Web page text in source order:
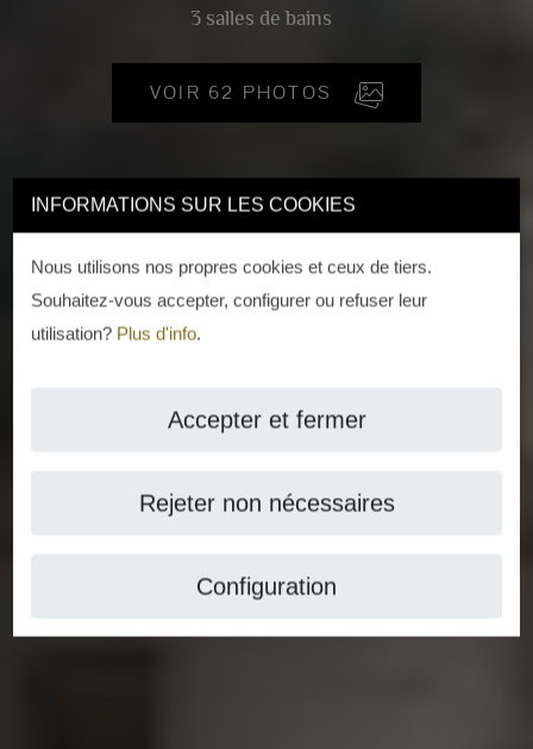
INFORMATIONS SUR LES COOKIES
Nous utilisons nos propres cookies et ceux de tiers.
Souhaitez-vous accepter, configurer ou refuser leur
utilisation? Plus d'info.
Accepter et fermer
Rejeter non nécessaires
Configuration
3 salles de bains
VOIR 62 PHOTOS